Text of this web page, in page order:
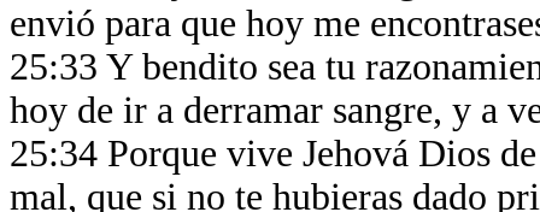
envió para que hoy me
25:33 Y bendito sea tu
hoy de ir a derramar sangre, y a
25:34 Porque vive Jehová Dios
mal, que si no te hubieras dado